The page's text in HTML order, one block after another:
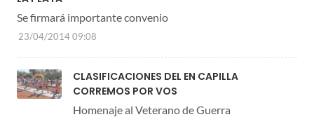
Se firmará importante convenio
23/04/2014 09:08
CLASIFICACIONES DEL EN CAPILLA
CORREMOS POR VOS
Homenaje al Veterano de Guerra